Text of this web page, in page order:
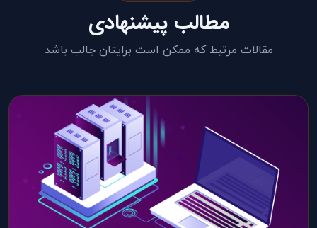
مطالب پیشنهادی
مقالات مرتبط که ممکن است برایتان جالب باشد